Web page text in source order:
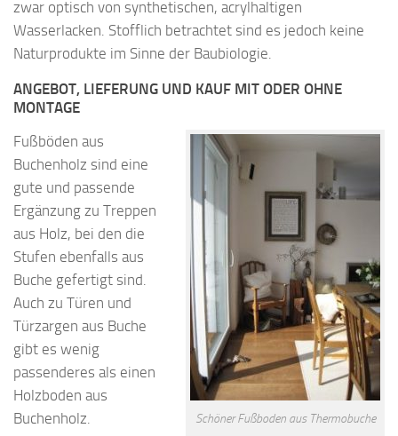
zwar optisch von synthetischen, acrylhaltigen
Wasserlacken. Stofflich betrachtet sind es jedoch keine
Naturprodukte im Sinne der Baubiologie.
ANGEBOT, LIEFERUNG UND KAUF MIT ODER OHNE
MONTAGE
Schöner Fußboden aus Thermobuche
Fußböden aus
Buchenholz sind eine
gute und passende
Ergänzung zu Treppen
aus Holz, bei den die
Stufen ebenfalls aus
Buche gefertigt sind.
Auch zu Türen und
Türzargen aus Buche
gibt es wenig
passenderes als einen
Holzboden aus
Buchenholz.